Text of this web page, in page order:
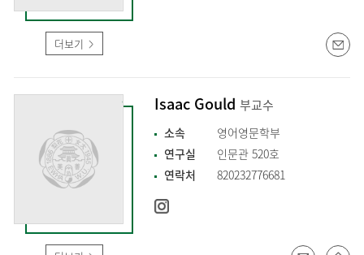
더보기
Isaac Gould 부교수
소속
영어영문학부
연구실
인문관 520호
연락처
820232776681